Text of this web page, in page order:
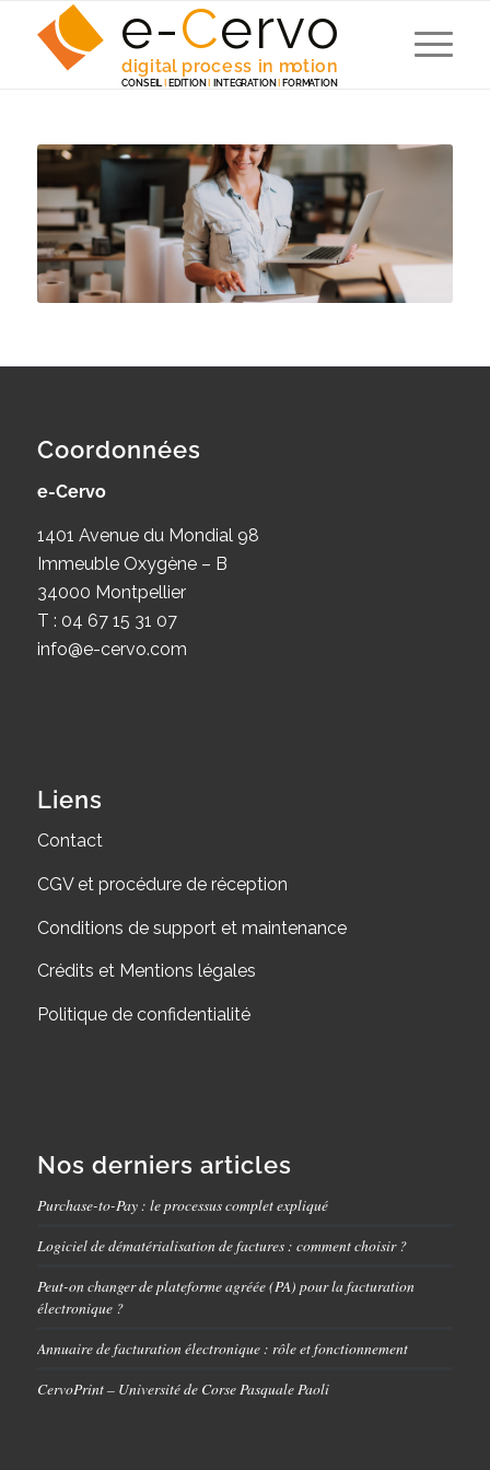
e-Cervo
digital process in motion
CONSEIL EDITION INTEGRATION FORMATION
Coordonnées
e-Cervo
1401 Avenue du Mondial 98
Immeuble Oxygène – B
34000 Montpellier
T : 04 67 15 31 07
info@e-cervo.com
Liens
Contact
CGV et procédure de réception
Conditions de support et maintenance
Crédits et Mentions légales
Politique de confidentialité
Nos derniers articles
Purchase-to-Pay : le processus complet expliqué
Logiciel de dématérialisation de factures : comment choisir ?
Peut-on changer de plateforme agréée (PA) pour la facturation
électronique ?
Annuaire de facturation électronique : rôle et fonctionnement
CervoPrint – Université de Corse Pasquale Paoli